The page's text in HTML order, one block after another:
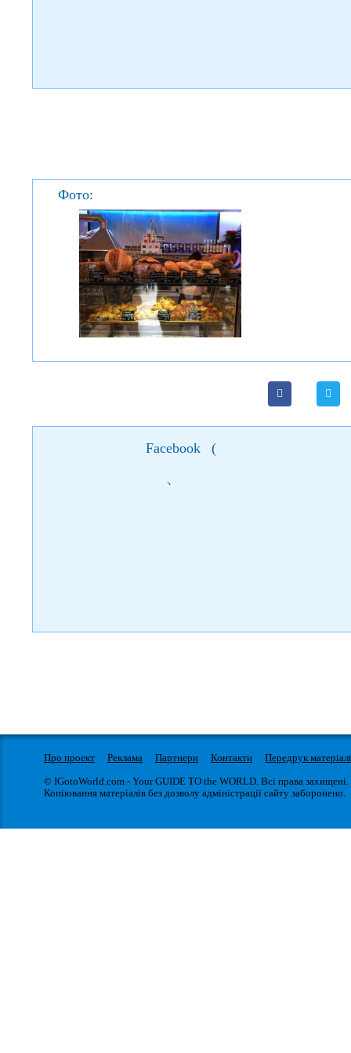
Фото:
Facebook (
)
Про проект Реклама Партнери Контакти
Передрук
© IGotoWorld.com - Your GUIDE TO the WORLD. Всі права захищені.
Копіювання матеріалів без дозволу адміністрації сайту заборонено.